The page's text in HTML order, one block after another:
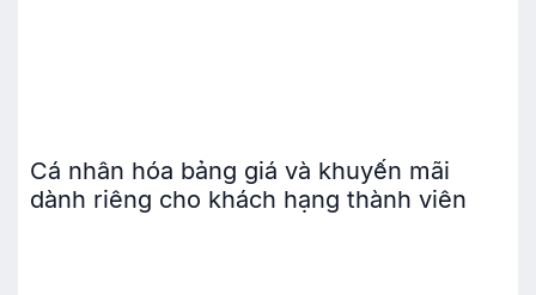
Cá nhân hóa bảng giá và khuyến mãi
dành riêng cho khách hạng thành viên